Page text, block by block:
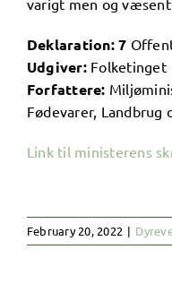
Deklaration: 7
Udgiver:Folketinget
Forfattere:
Fødevarer, Landbrug
Link til ministerens
February 20, 2022 |